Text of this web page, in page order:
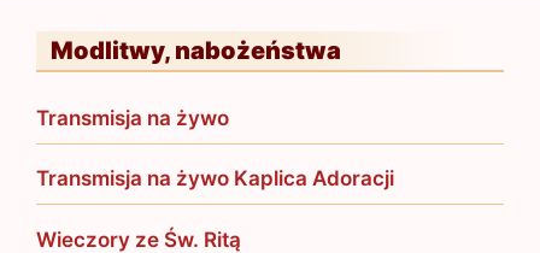
Modlitwy, nabożeństwa
Transmisja na żywo
Transmisja na żywo Kaplica Adoracji
Wieczory ze Św. Ritą